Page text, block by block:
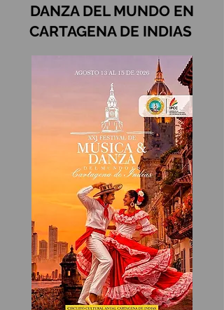
DANZA DEL MUNDO EN
CARTAGENA DE INDIAS